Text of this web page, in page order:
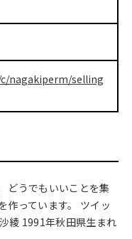
nagakiperm/selling
どうでもいいことを集
作っています。 ツイッ
1991年秋田県生まれ